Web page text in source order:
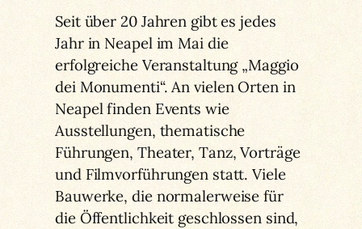
Seit über 20 Jahren gibt es jedes
Jahr in Neapel im Mai die
erfolgreiche Veranstaltung „Maggio
dei Monumenti“. An vielen Orten in
Neapel finden Events wie
Ausstellungen, thematische
Führungen, Theater, Tanz, Vorträge
und Filmvorführungen statt. Viele
Bauwerke, die normalerweise für
die Öffentlichkeit geschlossen sind,